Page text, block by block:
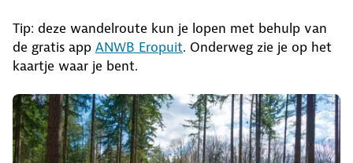
Tip: deze wandelroute kun je lopen met behulp van
de gratis app ANWB Eropuit. Onderweg zie je op het
kaartje waar je bent.